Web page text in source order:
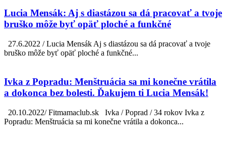
Lucia Mensák: Aj s diastázou sa dá pracovať a tvoje
bruško môže byť opäť ploché a funkčné
27.6.2022 / Lucia Mensák Aj s diastázou sa dá pracovať a tvoje
bruško môže byť opäť ploché a funkčné...
Ivka z Popradu: Menštruácia sa mi konečne vrátila
a dokonca bez bolesti. Ďakujem ti Lucia Mensák!
20.10.2022/ Fitmamaclub.sk Ivka / Poprad / 34 rokov Ivka z
Popradu: Menštruácia sa mi konečne vrátila a dokonca...